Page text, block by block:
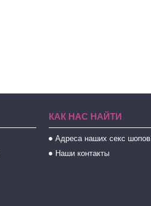
КАК НАС НАЙТИ
Адреса наших секс шопов
Наши контакты